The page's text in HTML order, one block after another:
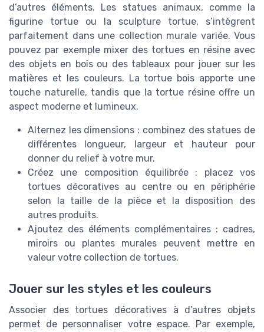
d’autres éléments. Les statues animaux, comme la
figurine tortue ou la sculpture tortue, s’intègrent
parfaitement dans une collection murale variée. Vous
pouvez par exemple mixer des tortues en résine avec
des objets en bois ou des tableaux pour jouer sur les
matières et les couleurs. La tortue bois apporte une
touche naturelle, tandis que la tortue résine offre un
aspect moderne et lumineux.
Alternez les dimensions : combinez des statues de
différentes longueur, largeur et hauteur pour
donner du relief à votre mur.
Créez une composition équilibrée : placez vos
tortues décoratives au centre ou en périphérie
selon la taille de la pièce et la disposition des
autres produits.
Ajoutez des éléments complémentaires : cadres,
miroirs ou plantes murales peuvent mettre en
valeur votre collection de tortues.
Jouer sur les styles et les couleurs
Associer des tortues décoratives à d’autres objets
permet de personnaliser votre espace. Par exemple,